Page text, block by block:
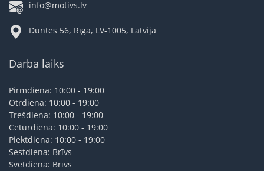
info@motivs.lv
Duntes 56, Rīga, LV-1005, Latvija
Darba laiks
Pirmdiena: 10:00 - 19:00
Otrdiena: 10:00 - 19:00
Trešdiena: 10:00 - 19:00
Ceturdiena: 10:00 - 19:00
Piektdiena: 10:00 - 19:00
Sestdiena: Brīvs
Svētdiena: Brīvs